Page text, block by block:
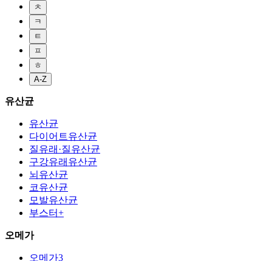
ㅊ
ㅋ
ㅌ
ㅍ
ㅎ
A-Z
유산균
유산균
다이어트유산균
질유래·질유산균
구강유래유산균
뇌유산균
코유산균
모발유산균
부스터+
오메가
오메가3